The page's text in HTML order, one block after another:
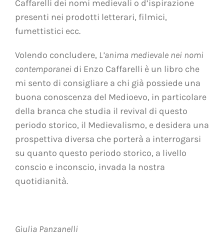
Caffarelli dei nomi medievali o d’ispirazione
presenti nei prodotti letterari, filmici,
fumettistici ecc.
Volendo concludere, L’anima medievale nei nomi
contemporaneidi Enzo Caffarelli è un libro che
mi sento di consigliare a chi già possiede una
buona conoscenza del Medioevo, in particolare
della branca che studia il revival di questo
periodo storico, il Medievalismo, e desidera una
prospettiva diversa che porterà a interrogarsi
su quanto questo periodo storico, a livello
conscio e inconscio, invada la nostra
quotidianità.
Giulia Panzanelli